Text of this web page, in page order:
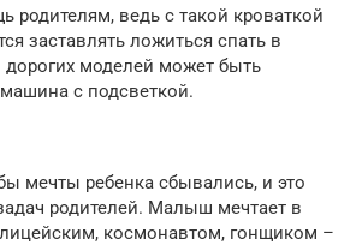
родителям, ведь с такой кроваткой
заставлять ложиться спать в
моделей может быть
с подсветкой.
мечты ребенка сбывались, и это
родителей. Малыш мечтает в
космонавтом, гонщиком –